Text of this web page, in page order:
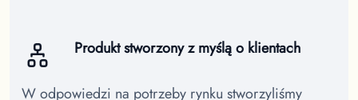
Produkt stworzony z myślą o klientach
W odpowiedzi na potrzeby rynku stworzyliśmy